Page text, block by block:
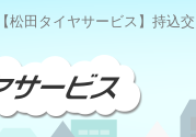
松田タイヤサービス】持込交